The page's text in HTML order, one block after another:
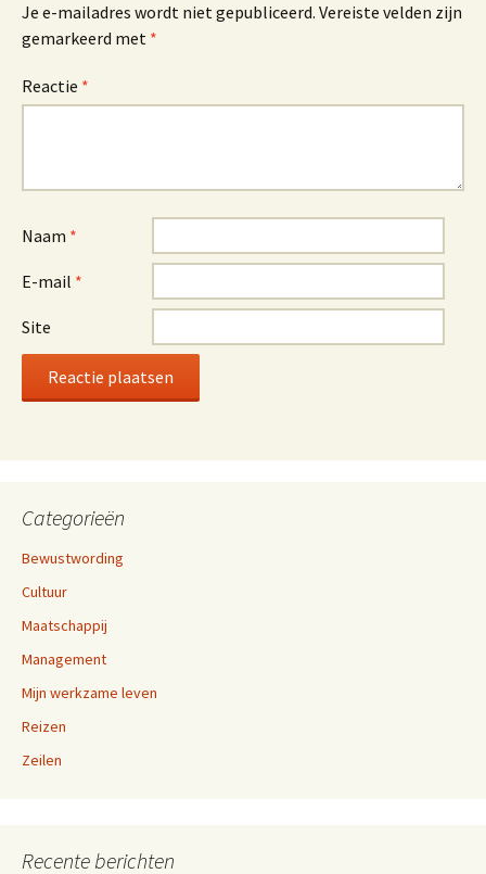
Je e-mailadres wordt niet gepubliceerd. Vereiste velden zijn
gemarkeerd met *
Reactie *
Naam *
E-mail *
Site
Categorieën
Bewustwording
Cultuur
Maatschappij
Management
Mijn werkzame leven
Reizen
Zeilen
Recente berichten